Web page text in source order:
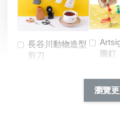
長谷川動物造型
剪刀
圖釘
NT$
NT$
瀏覽